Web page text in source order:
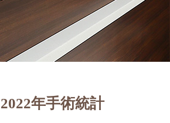
2022年手術統計